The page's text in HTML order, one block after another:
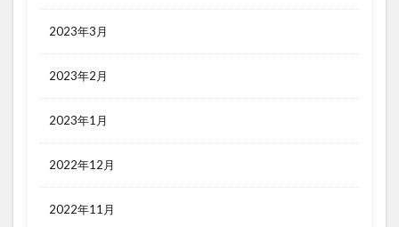
2023年3月
2023年2月
2023年1月
2022年12月
2022年11月